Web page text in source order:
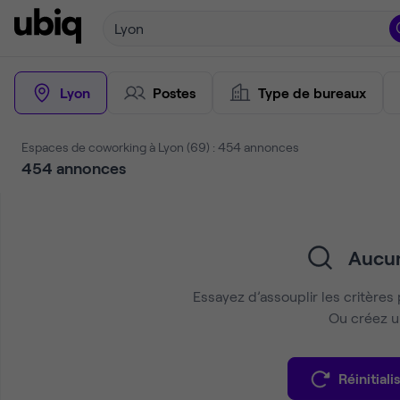
Lyon
Lyon Postes Type de bureaux
Espaces de coworking à Lyon (69) : 454 annonces
454 annonces
Essayez d’assouplir les
Ou créez